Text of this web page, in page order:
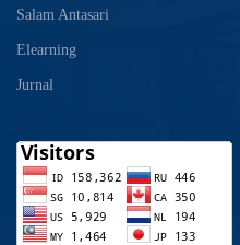
Salam Antasari
Elearning
Jurnal